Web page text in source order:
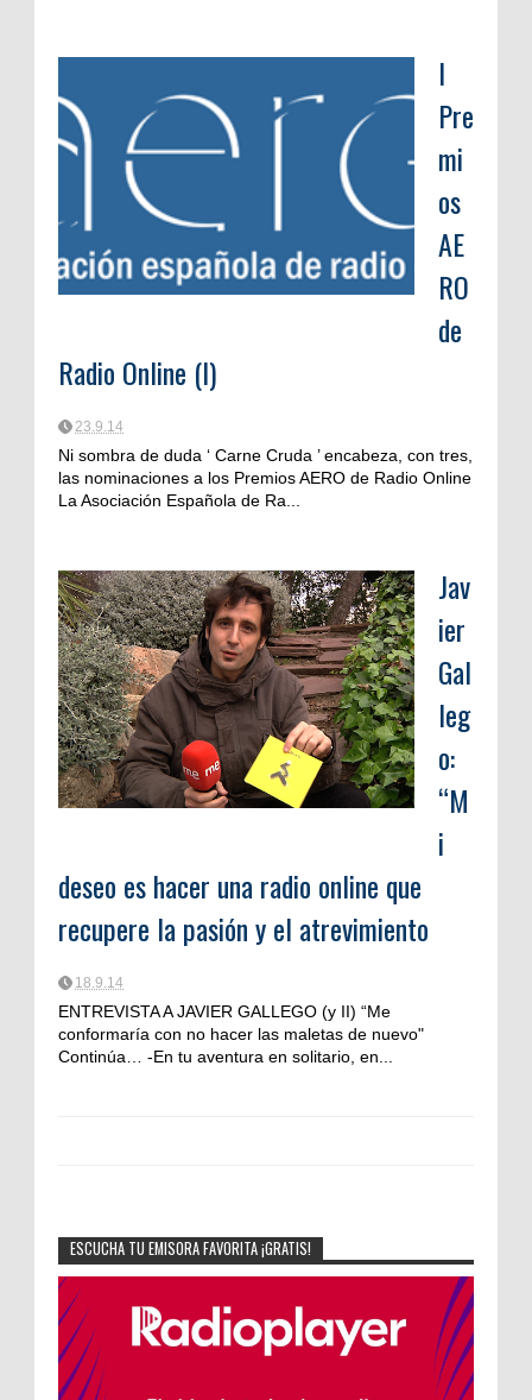
I
Pre
mi
os
AE
RO
de
Radio Online (I)
23.9.14
Ni sombra de duda ‘ Carne Cruda ’ encabeza, con tres,
las nominaciones a los Premios AERO de Radio Online
La Asociación Española de Ra...
Jav
ier
Gal
leg
o:
“M
i
deseo es hacer una radio online que
recupere la pasión y el atrevimiento
18.9.14
ENTREVISTA A JAVIER GALLEGO (y II) “Me
conformaría con no hacer las maletas de nuevo"
Continúa… -En tu aventura en solitario, en...
ESCUCHA TU EMISORA FAVORITA ¡GRATIS!